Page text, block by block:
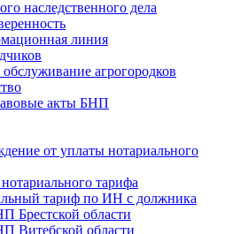
наследственного дела
линия
агрогородков
акты БНП
от уплаты нотариального
тарифа
тариф по ИН с должника
Брестской области
Витебской области